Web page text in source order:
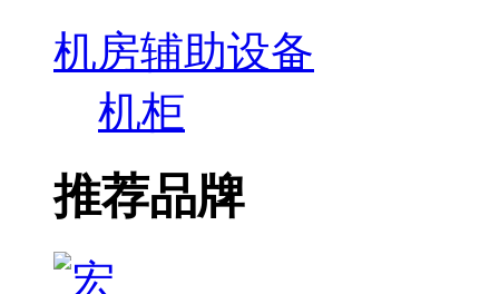
机房辅助设备
机柜
推荐品牌